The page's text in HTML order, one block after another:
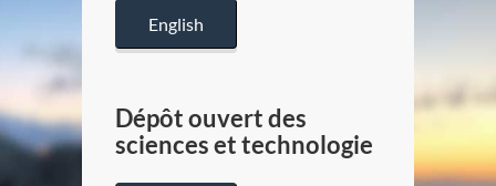
English
Dépôt ouvert des
sciences et technologie